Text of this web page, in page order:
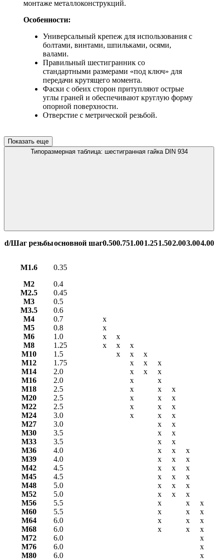
монтаже металлоконструкций.
Особенности:
Универсальный крепеж для использования с
болтами, винтами, шпильками, осями,
валами.
Правильный шестигранник со
стандартными размерами «под ключ» для
передачи крутящего момента.
Фаски с обеих сторон притупляют острые
углы граней и обеспечивают круглую форму
опорной поверхности.
Отверстие с метрической резьбой.
Показать еще
Типоразмерная таблица: шестигранная гайка DIN 934
d/Шаг резьбыосновной шаг0.500.751.001.251.502.003.004.00
М1.6
0.35
М2
0.4
М2.5
0.45
М3
0.5
М3.5
0.6
М4
0.7
х
М5
0.8
х
М6
1.0 х
х
М8
1.25 х х
х
М10
1.5 х х
х
М12
1.75 х х
х
М14
2.0 х х
х
М16
2.0 х
х
М18
2.5 х х
х
М20
2.5 х х
х
М22
2.5 х х
х
М24
3.0 х х
х
М27
3.0 х
х
М30
3.5 х
х
М33
3.5 х
х
М36
4.0 х х
х
М39
4.0 х х
х
М42
4.5 х х
х
М45
4.5 х х
х
М48
5.0 х х
х
М52
5.0 х х
х
М56
5.5 х х
х
М60
5.5 х х
х
М64
6.0 х х
х
М68
6.0 х х
х
М72
6.0
х
М76
6.0
х
М80
6.0 х